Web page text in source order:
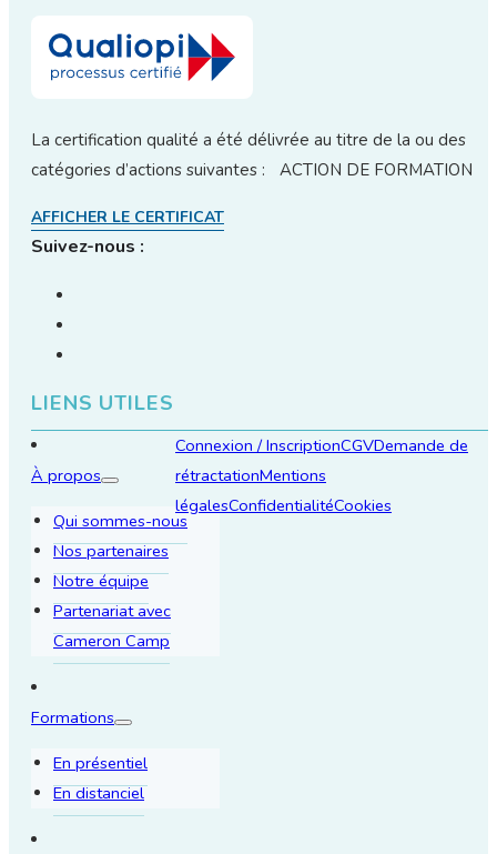
La certification qualité a été délivrée au titre de la ou des
catégories d’actions suivantes : ACTION DE FORMATION
AFFICHER LE CERTIFICAT
Suivez-nous :
LIENS UTILES
À propos
Qui sommes-nous
Nos partenaires
Notre équipe
Partenariat avec
Cameron Camp
Formations
En présentiel
En distanciel
Connexion / InscriptionCGVDemande de
rétractationMentions
légalesConfidentialitéCookies